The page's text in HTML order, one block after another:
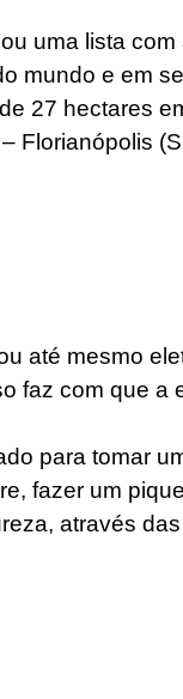
uma lista
mundo e em
27 hectares
Florianópolis
até mesmo
faz com que a
para tomar
fazer um
através